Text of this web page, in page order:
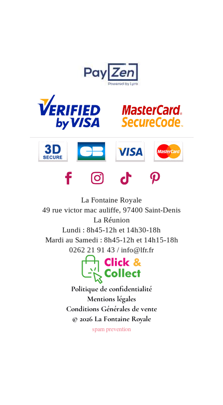
La Fontaine Royale
49 rue victor mac auliffe, 97400 Saint-Denis
La Réunion
Lundi : 8h45-12h et 14h30-18h
Mardi au Samedi : 8h45-12h et 14h15-18h
0262 21 91 43 / info@lfr.fr
Politique de confidentialité
Mentions légales
Conditions Générales de vente
© 2026 La Fontaine Royale
spam prevention